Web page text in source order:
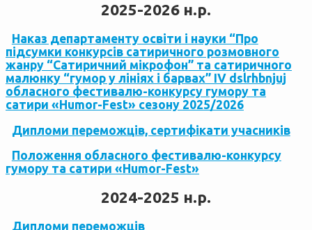
2025-2026 н.р.
Наказ департаменту освіти і науки “Про
підсумки конкурсів сатиричного розмовного
жанру “Сатиричний мікрофон” та сатиричного
малюнку “гумор у лініях і барвах” ІV dslrhbnjuj
обласного фестивалю-конкурсу гумору та
сатири «Humor-Fеst» сезону 2025/2026
Дипломи переможців, сертифікати учасників
Положення обласного фестивалю-конкурсу
гумору та сатири «Humor-Fеst»
2024-2025 н.р.
Дипломи переможців